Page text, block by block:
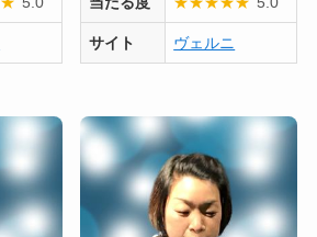
サイト ヴェルニ